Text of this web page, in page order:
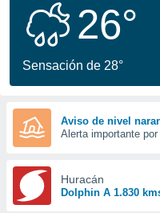
se
calidad.
a este
las
y
forma
digital
basada
26°
Sensación de 28°
Aviso de nivel
Alerta importante
Huracán
Dolphin A 1.830